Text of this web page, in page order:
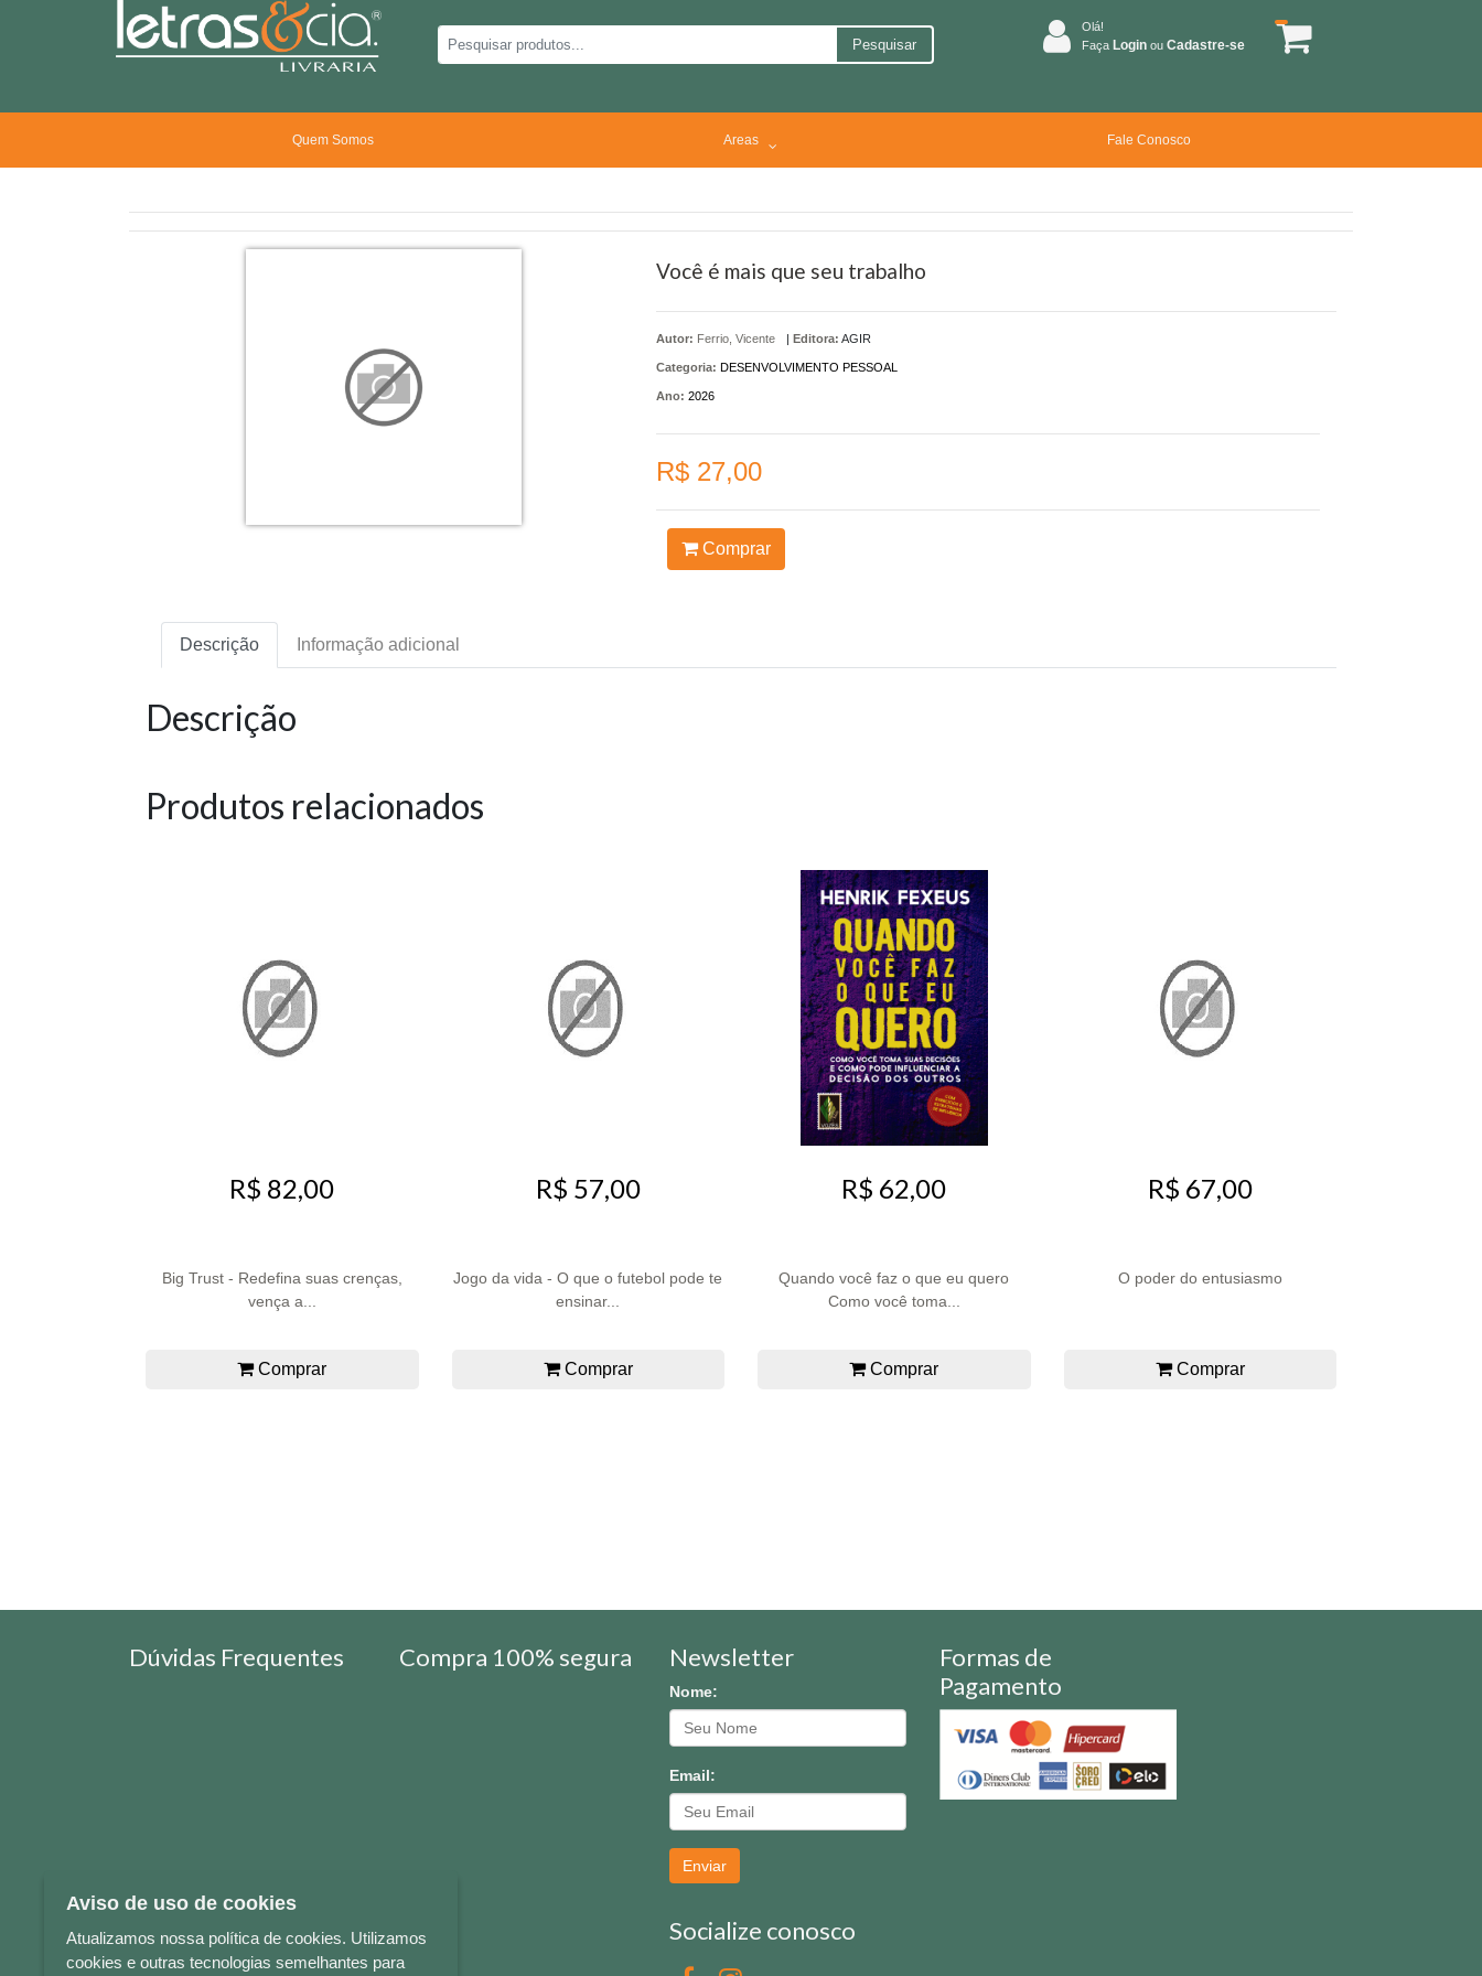
Pesquisar
Olá!
Faça Login ou Cadastre-se
Quem Somos Areas Fale Conosco
Você é mais que seu trabalho
Autor: Ferrio, Vicente | Editora: AGIR
Categoria: DESENVOLVIMENTO PESSOAL
Ano: 2026
R$ 27,00
Comprar
Descrição Informação adicional
Descrição
Produtos relacionados
R$ 82,00
Big Trust - Redefina suas crenças,
vença a...
Comprar
R$ 57,00
Jogo da vida - O que o futebol pode te
ensinar...
Comprar
R$ 62,00
Quando você faz o que eu quero
Como você toma...
Comprar
R$ 67,00
O poder do entusiasmo
Comprar
Dúvidas Frequentes Compra 100% segura Newsletter
Nome:
Email:
Enviar
Socialize conosco
Formas de
Pagamento
Aviso de uso de cookies
Atualizamos nossa política de cookies. Utilizamos
cookies e outras tecnologias semelhantes para